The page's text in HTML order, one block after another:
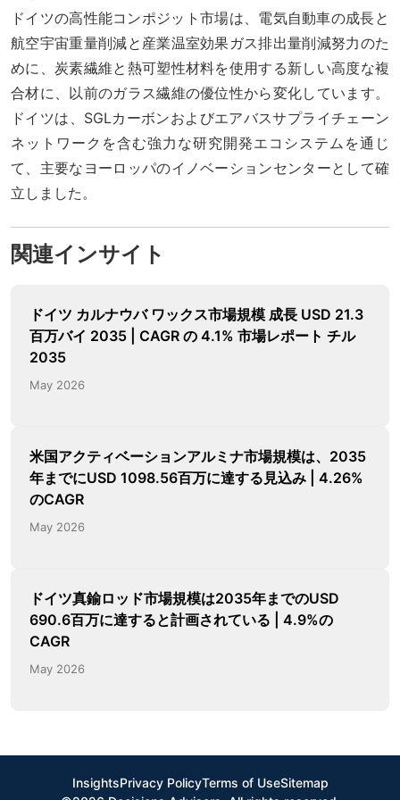
ドイツの高性能コンポジット市場は、電気自動車の成長と
航空宇宙重量削減と産業温室効果ガス排出量削減努力のた
めに、炭素繊維と熱可塑性材料を使用する新しい高度な複
合材に、以前のガラス繊維の優位性から変化しています。
ドイツは、SGLカーボンおよびエアバスサプライチェーン
ネットワークを含む強力な研究開発エコシステムを通じ
て、主要なヨーロッパのイノベーションセンターとして確
立しました。
関連インサイト
ドイツ カルナウバ ワックス市場規模 成長 USD 21.3
百万バイ 2035 | CAGR の 4.1% 市場レポート チル
2035
May 2026
米国アクティベーションアルミナ市場規模は、2035
年までにUSD 1098.56百万に達する見込み | 4.26%
のCAGR
May 2026
ドイツ真鍮ロッド市場規模は2035年までのUSD
690.6百万に達すると計画されている | 4.9%の
CAGR
May 2026
InsightsPrivacy PolicyTerms of UseSitemap